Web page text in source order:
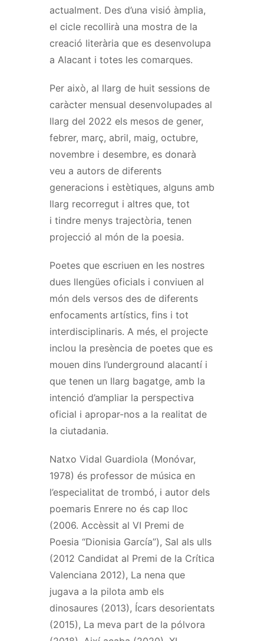
actualment. Des d’una visió àmplia,
el cicle recollirà una mostra de la
creació literària que es desenvolupa
a Alacant i totes les comarques.
Per això, al llarg de huit sessions de
caràcter mensual desenvolupades al
llarg del 2022 els mesos de gener,
febrer, març, abril, maig, octubre,
novembre i desembre, es donarà
veu a autors de diferents
generacions i estètiques, alguns amb
llarg recorregut i altres que, tot
i tindre menys trajectòria, tenen
projecció al món de la poesia.
Poetes que escriuen en les nostres
dues llengües oficials i conviuen al
món dels versos des de diferents
enfocaments artístics, fins i tot
interdisciplinaris. A més, el projecte
inclou la presència de poetes que es
mouen dins l’underground alacantí i
que tenen un llarg bagatge, amb la
intenció d’ampliar la perspectiva
oficial i apropar-nos a la realitat de
la ciutadania.
Natxo Vidal Guardiola (Monóvar,
1978) és professor de música en
l’especialitat de trombó, i autor dels
poemaris Enrere no és cap lloc
(2006. Accèssit al VI Premi de
Poesia “Dionisia García”), Sal als ulls
(2012 Candidat al Premi de la Crítica
Valenciana 2012), La nena que
jugava a la pilota amb els
dinosaures (2013), Ícars desorientats
(2015), La meva part de la pólvora